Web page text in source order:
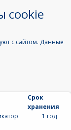
cookie
с сайтом. Данные
Срок
хранения
1 год